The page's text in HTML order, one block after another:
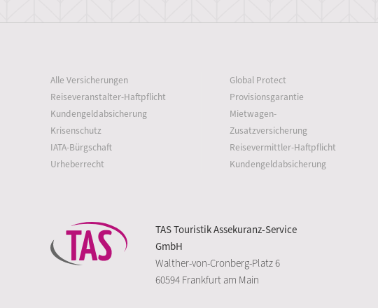
Alle Versicherungen
Reiseveranstalter-Haftpflicht
Kundengeldabsicherung
Krisenschutz
IATA-Bürgschaft
Urheberrecht
Global Protect
Provisionsgarantie
Mietwagen-
Zusatzversicherung
Reisevermittler-Haftpflicht
Kundengeldabsicherung
TAS Touristik Assekuranz-Service
GmbH
Walther-von-Cronberg-Platz 6
60594 Frankfurt am Main